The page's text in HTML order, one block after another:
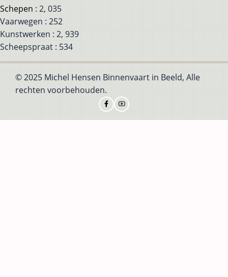
Schepen : 2, 035
Vaarwegen : 252
Kunstwerken : 2, 939
Scheepspraat : 534
© 2025 Michel Hensen Binnenvaart in Beeld, Alle
rechten voorbehouden.